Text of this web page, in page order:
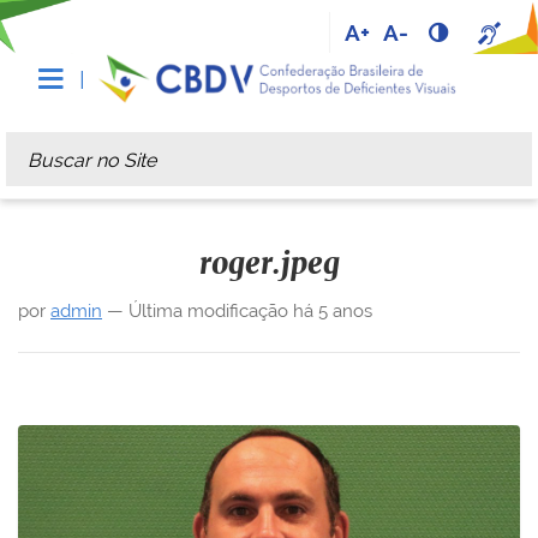
A+ A-
Busca
Busca Avançada…
roger.jpeg
por admin — Última modificação há 5 anos